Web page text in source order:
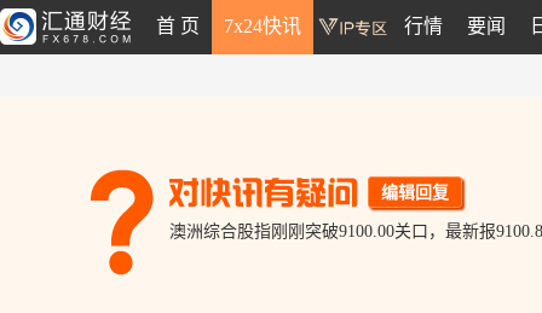
首 页 7x24快讯 行情 要闻
澳洲综合股指刚刚突破9100.00关口，最新报
编辑回复